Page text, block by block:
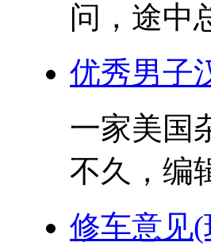
问，途中
优秀男子
一家美国
不久，编
修车意见